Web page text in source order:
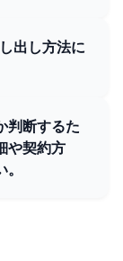
出し方法に
判断するた
や契約方